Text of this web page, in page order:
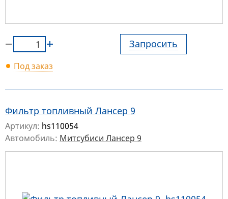
Запросить
Под заказ
Фильтр топливный Лансер 9
Артикул: hs110054
Автомобиль: Митсубиси Лансер 9